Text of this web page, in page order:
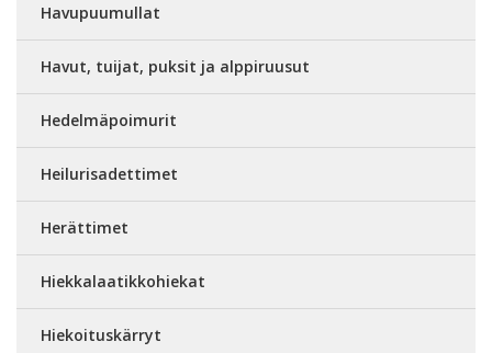
Havupuumullat
Havut, tuijat, puksit ja alppiruusut
Hedelmäpoimurit
Heilurisadettimet
Herättimet
Hiekkalaatikkohiekat
Hiekoituskärryt